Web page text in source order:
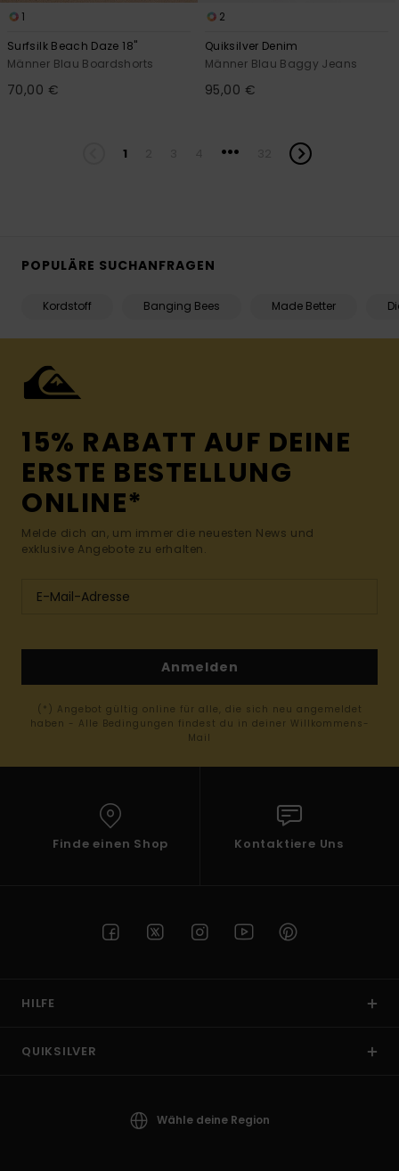
1
Surfsilk Beach Daze 18"
Männer Blau Boardshorts
70,00 €
2
Quiksilver Denim
Männer Blau Baggy Jeans
95,00 €
1 ...
POPULÄRE SUCHANFRAGEN
Kordstoff Banging Bees Made Better
15% RABATT AUF DEINE
ERSTE BESTELLUNG
ONLINE*
Melde dich an, um immer die neuesten News und
exklusive Angebote zu erhalten.
Anmelden
(*) Angebot gültig online für alle, die sich neu angemeldet
haben - Alle Bedingungen findest du in deiner Willkommens-
Mail
Finde einen Shop Kontaktiere Uns
HILFE
QUIKSILVER
Wähle deine Region